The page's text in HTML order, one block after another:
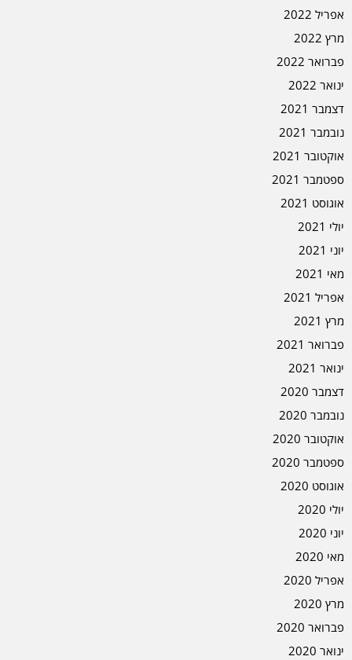
אפריל 2022
מרץ 2022
פברואר 2022
ינואר 2022
דצמבר 2021
נובמבר 2021
אוקטובר 2021
ספטמבר 2021
אוגוסט 2021
יולי 2021
יוני 2021
מאי 2021
אפריל 2021
מרץ 2021
פברואר 2021
ינואר 2021
דצמבר 2020
נובמבר 2020
אוקטובר 2020
ספטמבר 2020
אוגוסט 2020
יולי 2020
יוני 2020
מאי 2020
אפריל 2020
מרץ 2020
פברואר 2020
ינואר 2020